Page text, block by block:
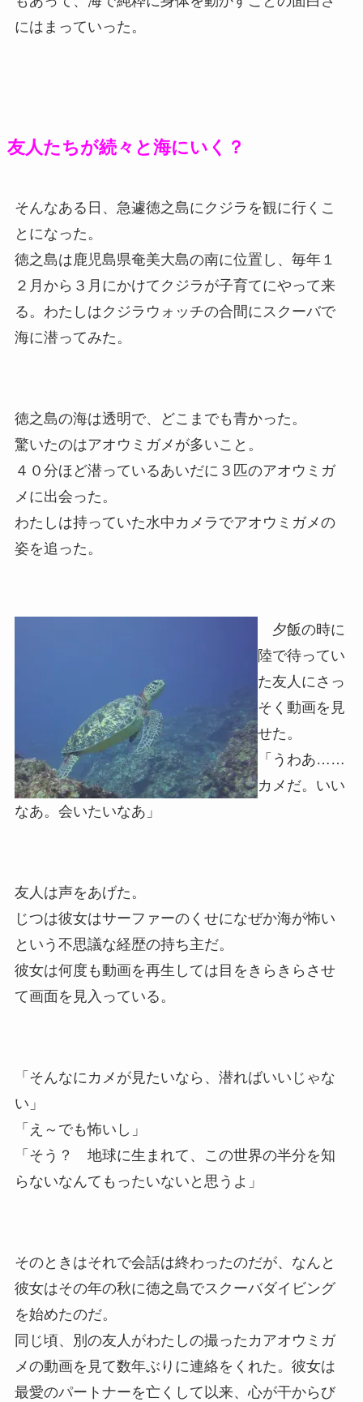
にはまっていった。
友人たちが続々と海にいく？
そんなある日、急遽徳之島にクジラを観に行くこ
とになった。
徳之島は鹿児島県奄美大島の南に位置し、毎年１
２月から３月にかけてクジラが子育てにやって来
る。わたしはクジラウォッチの合間にスクーバで
海に潜ってみた。
徳之島の海は透明で、どこまでも青かった。
驚いたのはアオウミガメが多いこと。
４０分ほど潜っているあいだに３匹のアオウミガ
メに出会った。
わたしは持っていた水中カメラでアオウミガメの
姿を追った。
夕飯の時に
陸で待ってい
た友人にさっ
そく動画を見
せた。
「うわあ……
カメだ。いい
なあ。会いたいなあ」
友人は声をあげた。
じつは彼女はサーファーのくせになぜか海が怖い
という不思議な経歴の持ち主だ。
彼女は何度も動画を再生しては目をきらきらさせ
て画面を見入っている。
「そんなにカメが見たいなら、潜ればいいじゃな
い」
「え～でも怖いし」
「そう？ 地球に生まれて、この世界の半分を知
らないなんてもったいないと思うよ」
そのときはそれで会話は終わったのだが、なんと
彼女はその年の秋に徳之島でスクーバダイビング
を始めたのだ。
同じ頃、別の友人がわたしの撮ったカアオウミガ
メの動画を見て数年ぶりに連絡をくれた。彼女は
最愛のパートナーを亡くして以来、心が干からび